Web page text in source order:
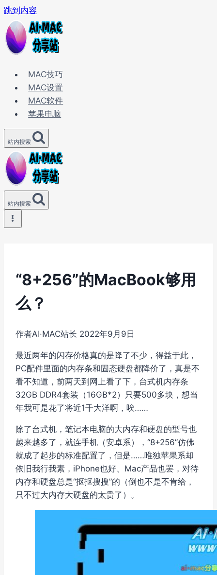
跳到内容
MAC技巧
MAC设置
MAC软件
苹果电脑
站内搜索
站内搜索
“8+256”的MacBook够用
么？
作者AI·MAC站长 2022年9月9日
最近两年的闪存价格真的是降了不少，得益于此，
PC配件里面的内存条和固态硬盘都降价了，真是不
看不知道，前两天到网上看了下，台式机内存条
32GB DDR4套装（16GB*2）只要500多块，想当
年我可是花了将近1千大洋啊，唉……
除了台式机，笔记本电脑的大内存和硬盘的型号也
越来越多了，就连手机（安卓系），“8+256”仿佛
就成了起步的标准配置了，但是……唯独苹果系却
依旧我行我素，iPhone也好、Mac产品也罢，对待
内存和硬盘总是“抠抠搜搜”的（倒也不是不肯给，
只不过大内存大硬盘的太贵了）。